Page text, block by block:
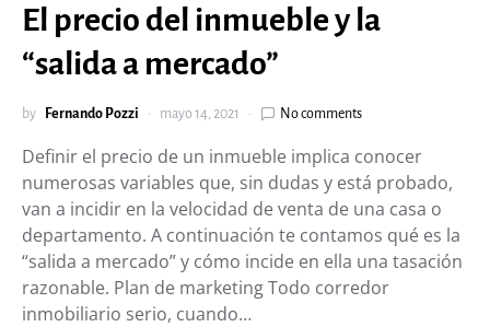
El precio del inmueble y la
“salida a mercado”
by Fernando Pozzi mayo 14, 2021 No comments
Definir el precio de un inmueble implica conocer
numerosas variables que, sin dudas y está probado,
van a incidir en la velocidad de venta de una casa o
departamento. A continuación te contamos qué es la
“salida a mercado” y cómo incide en ella una tasación
razonable. Plan de marketing Todo corredor
inmobiliario serio, cuando…